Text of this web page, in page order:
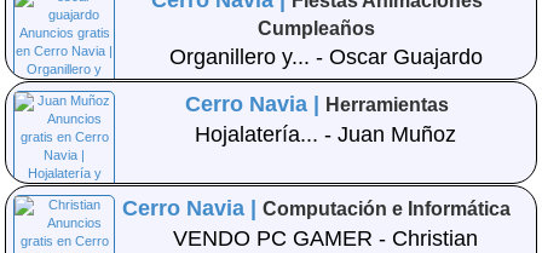
Cumpleaños
Organillero y... - Oscar Guajardo
Cerro Navia |
Herramientas
Hojalatería... - Juan Muñoz
Cerro Navia |Computación e Informática
VENDO PC GAMER - Christian